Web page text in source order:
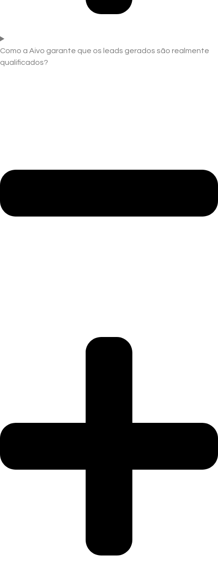
Como a Aivo garante que os leads gerados são realmente
qualificados?